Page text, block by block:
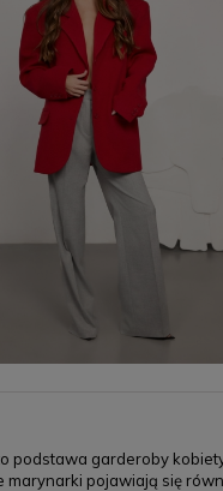
podstawa garderoby
marynarki pojawiają się